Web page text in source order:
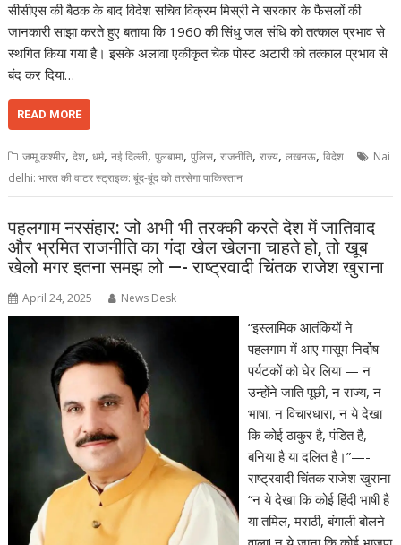
सीसीएस की बैठक के बाद विदेश सचिव विक्रम मिस्री ने सरकार के फैसलों की
जानकारी साझा करते हुए बताया कि 1960 की सिंधु जल संधि को तत्काल प्रभाव से
स्थगित किया गया है। इसके अलावा एकीकृत चेक पोस्ट अटारी को तत्काल प्रभाव से
बंद कर दिया…
READ MORE
जम्मू कश्मीर,देश,धर्म,नई दिल्ली,पुलबामा,पुलिस,राजनीति,राज्य,लखनऊ,विदेश
Nai
delhi: भारत की वाटर स्ट्राइक: बूंद-बूंद को तरसेगा पाकिस्तान
पहलगाम नरसंहार: जो अभी भी तरक्की करते देश में जातिवाद
और भ्रमित राजनीति का गंदा खेल खेलना चाहते हो, तो खूब
खेलो मगर इतना समझ लो —- राष्ट्रवादी चिंतक राजेश खुराना
April 24, 2025 News Desk
“इस्लामिक आतंकियों ने
पहलगाम में आए मासूम निर्दोष
पर्यटकों को घेर लिया — न
उन्होंने जाति पूछी, न राज्य, न
भाषा, न विचारधारा, न ये देखा
कि कोई ठाकुर है, पंडित है,
बनिया है या दलित है।”—-
राष्ट्रवादी चिंतक राजेश खुराना
“न ये देखा कि कोई हिंदी भाषी है
या तमिल, मराठी, बंगाली बोलने